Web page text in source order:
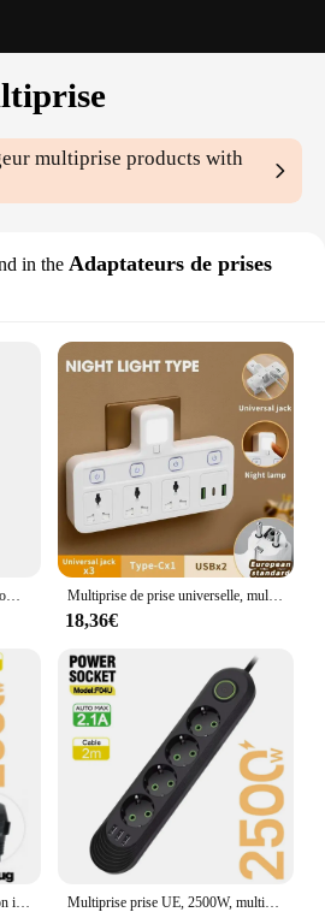
multiprise products with
in the Adaptateurs de prises
Multiprise multiprise EU Plug Power Strip, câble d'extension de 2m, prises électriques multiprises 3AC, 4 USB, 1 type C, filtre réseau, charge rapide Multiprise de prise universelle, multiprise AC, prise murale de contrôle séparée avec USB, charge rapide, adaptateur de prise multiprise, EU, US, UK
18,36€
Multiprise multiprise pour maison intelligente, prise UE, prise secteur, rallonge, filtre réseau électrique, ports USB, charge rapide Multiprise prise UE, 2500W, multiprise, rallonge de 2m, filtre réseau électrique avec ports USB, charge rapide